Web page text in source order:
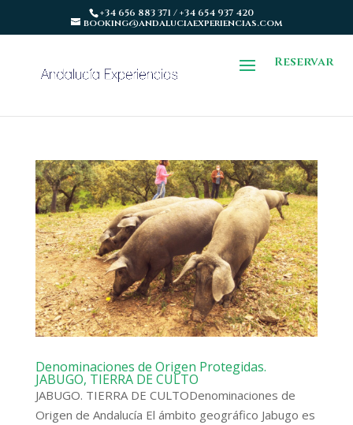
+34 656 883 371 / +34 654 937 420
booking@andaluciaexperiencias.com
Reservar
Denominaciones de Origen Protegidas.
JABUGO, TIERRA DE CULTO
JABUGO. TIERRA DE CULTODenominaciones de
Origen de Andalucía El ámbito geográfico Jabugo es